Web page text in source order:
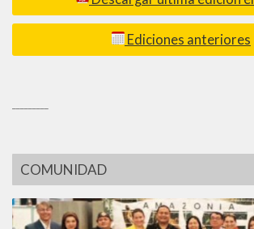
Ediciones anteriores
COMUNIDAD